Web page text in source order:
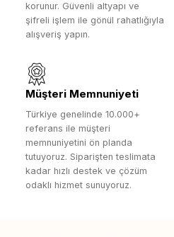
korunur. Güvenli altyapı ve
şifreli işlem ile gönül rahatlığıyla
alışveriş yapın.
Müşteri Memnuniyeti
Türkiye genelinde 10.000+
referans ile müşteri
memnuniyetini ön planda
tutuyoruz. Siparişten teslimata
kadar hızlı destek ve çözüm
odaklı hizmet sunuyoruz.